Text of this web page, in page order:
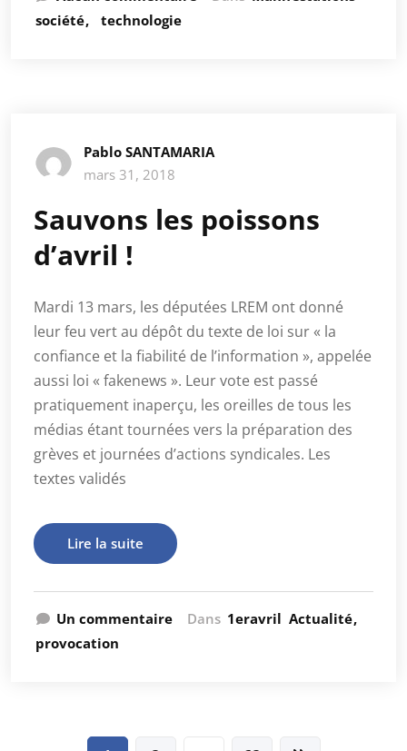
société
technologie
Pablo SANTAMARIA
mars 31, 2018
Sauvons les poissons
d’avril !
Mardi 13 mars, les députées LREM ont donné
leur feu vert au dépôt du texte de loi sur « la
confiance et la fiabilité de l’information », appelée
aussi loi « fakenews ». Leur vote est passé
pratiquement inaperçu, les oreilles de tous les
médias étant tournées vers la préparation des
grèves et journées d’actions syndicales. Les
textes validés
Lire la suite
Un commentaire Dans 1eravril Actualité
provocation